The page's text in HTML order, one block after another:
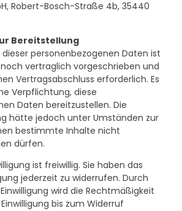
Robert-Bosch-Straße 4b, 35440
Bereitstellung
personenbezogenen Daten ist
vertraglich vorgeschrieben und
Vertragsabschluss erforderlich. Es
Verpflichtung, diese
Daten bereitzustellen. Die
hätte jedoch unter Umständen zur
bestimmte Inhalte nicht
dürfen.
ist freiwillig. Sie haben das
jederzeit zu widerrufen. Durch
wird die Rechtmäßigkeit
bis zum Widerruf